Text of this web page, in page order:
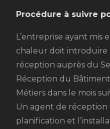
Procédure à suivre
L’entreprise ayant mis
chaleur doit introduire
réception auprès du
Réception du
Métiers dans le mois
Un agent de réception
planification et